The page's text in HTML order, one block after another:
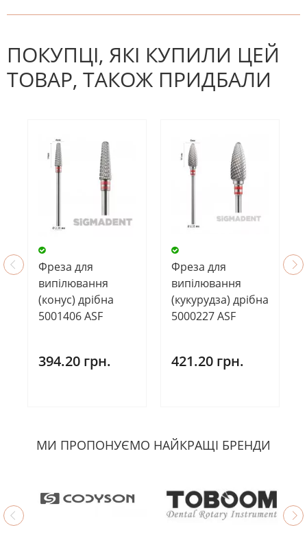
На даний час немає відгуків. Ви
ПОКУПЦІ, ЯКІ КУПИЛИ ЦЕЙ
ТОВАР, ТАКОЖ ПРИДБАЛИ
Фреза для
випілювання
(конус) дрібна
5001406 ASF
394.20 грн.
Фреза для
випілювання
(кукурудза) дрібна
5000227 ASF
421.20 грн.
МИ ПРОПОНУЄМО НАЙКРАЩІ БРЕНДИ